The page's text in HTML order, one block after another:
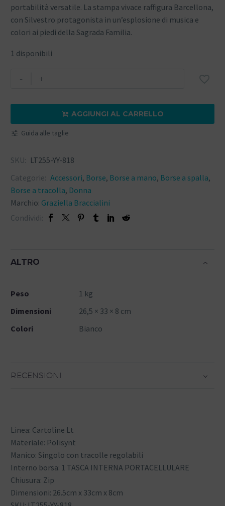
portabilità versatile. La stampa vivace raffigura Barcellona,
con Silvestro protagonista in un’esplosione di musica e
colori ai piedi della Sagrada Familia.
1 disponibili
- +
 AGGIUNGI AL CARRELLO
Guida alle taglie
SKU: LT255-YY-818
Categorie: Accessori, Borse, Borse a mano, Borse a spalla,
Borse a tracolla, Donna
Marchio: Graziella Braccialini
Condividi:
ALTRO
Peso
1 kg
Dimensioni
26,5 × 33 × 8 cm
Colori
Bianco
RECENSIONI
Linea: Cartoline Lt
Materiale: Polisynt
Manico: Singolo con tracolle regolabili
Interno borsa: 1 TASCA INTERNA PORTACELLULARE
Chiusura: Zip
Dimensioni: 26.5cm x 33cm x 8cm